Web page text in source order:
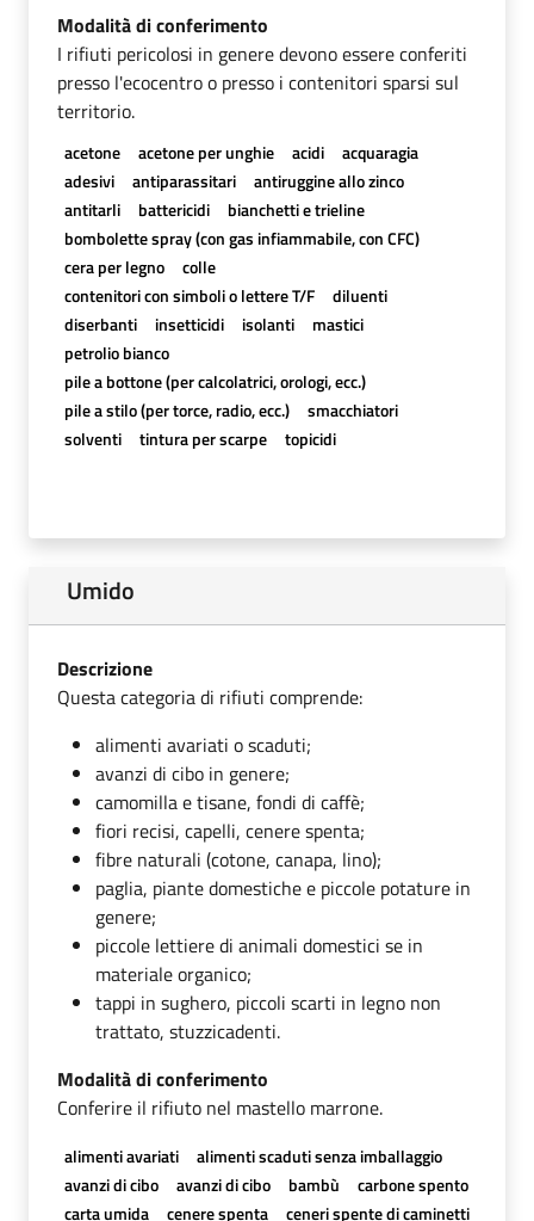
Modalità di conferimento
I rifiuti pericolosi in genere devono essere conferiti
presso l'ecocentro o presso i contenitori sparsi sul
territorio.
acetone acetone per unghie acidi
acquaragia
adesivi
antiparassitari
antiruggine allo zinco
antitarli
battericidi
bianchetti e trieline
bombolette spray (con gas infiammabile, con CFC)
cera per legno
colle
contenitori con simboli o lettere T/F
diluenti
diserbanti
insetticidi isolanti
mastici
petrolio bianco
pile a bottone (per calcolatrici, orologi, ecc.)
pile a stilo (per torce, radio, ecc.)
smacchiatori
solventi
tintura per scarpe topicidi
Umido
Descrizione
Questa categoria di rifiuti comprende:
alimenti avariati o scaduti;
avanzi di cibo in genere;
camomilla e tisane, fondi di caffè;
fiori recisi, capelli, cenere spenta;
fibre naturali (cotone, canapa, lino);
paglia, piante domestiche e piccole potature in
genere;
piccole lettiere di animali domestici se in
materiale organico;
tappi in sughero, piccoli scarti in legno non
trattato, stuzzicadenti.
Modalità di conferimento
Conferire il rifiuto nel mastello marrone.
alimenti avariati
alimenti scaduti senza imballaggio
avanzi di cibo
avanzi di cibo bambù
carbone spento
carta umida
cenere spenta
ceneri spente di caminetti